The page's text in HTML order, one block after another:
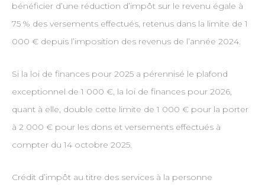
bénéficier d’une réduction d’impôt sur le revenu égale à
75 % des versements effectués, retenus dans la limite de 1
000 € depuis l’imposition des revenus de l’année 2024.
Si la loi de finances pour 2025 a pérennisé le plafond
exceptionnel de 1 000 €, la loi de finances pour 2026,
quant à elle, double cette limite de 1 000 € pour la porter
à 2 000 € pour les dons et versements effectués à
compter du 14 octobre 2025.
Crédit d’impôt au titre des services à la personne